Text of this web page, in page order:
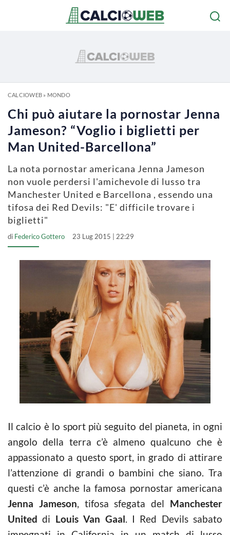
CALCIOWEB» MONDO
Chi può aiutare la pornostar Jenna
Jameson? “Voglio i biglietti per
Man United-Barcellona”
La nota pornostar americana Jenna Jameson
non vuole perdersi l'amichevole di lusso tra
Manchester United e Barcellona , essendo una
tifosa dei Red Devils: "E' difficile trovare i
biglietti"
di Federico Gottero 23 Lug 2015 | 22:29
Il calcio è lo sport più seguito del pianeta, in ogni
angolo della terra c’è almeno qualcuno che è
appassionato a questo sport, in grado di attirare
l’attenzione di grandi o bambini che siano. Tra
questi c’è anche la famosa pornostar americana
Jenna Jameson, tifosa sfegata del Manchester
United di Louis Van Gaal. I Red Devils sabato